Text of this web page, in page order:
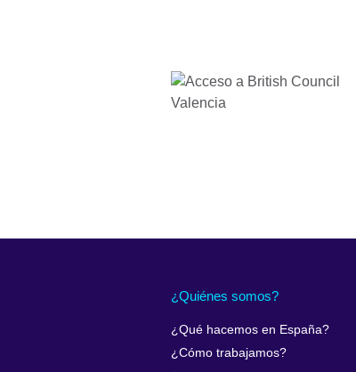
¿Quiénes somos?
¿Qué hacemos en España?
¿Cómo trabajamos?